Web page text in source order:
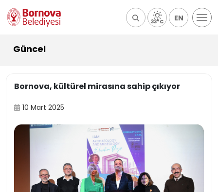
33°C EN
Güncel
Bornova, kültürel mirasına sahip çıkıyor
10 Mart 2025